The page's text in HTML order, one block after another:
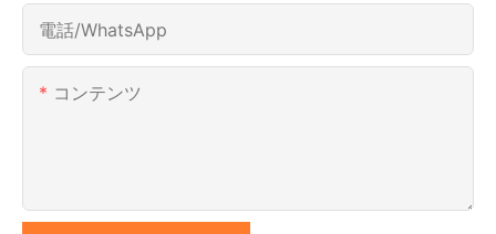
電話/WhatsApp
コンテンツ